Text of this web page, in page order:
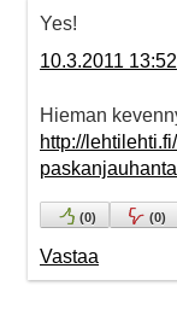
Yes!
10.3.2011 13:52
Hieman
http://
(0) (0)
Vastaa